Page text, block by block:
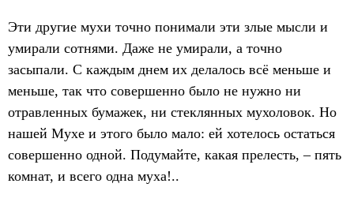
Эти другие мухи точно понимали эти злые мысли и
умирали сотнями. Даже не умирали, а точно
засыпали. С каждым днем их делалось всё меньше и
меньше, так что совершенно было не нужно ни
отравленных бумажек, ни стеклянных мухоловок. Но
нашей Мухе и этого было мало: ей хотелось остаться
совершенно одной. Подумайте, какая прелесть, – пять
комнат, и всего одна муха!..